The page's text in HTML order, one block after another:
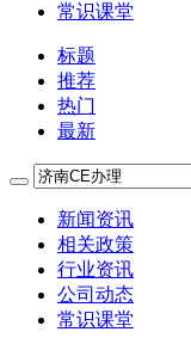
常识课堂
标题
推荐
热门
最新
新闻资讯
相关政策
行业资讯
公司动态
常识课堂